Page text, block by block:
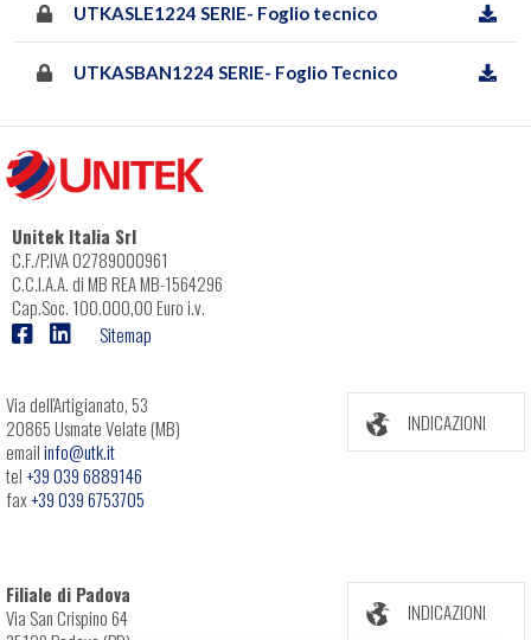
UTKASLE1224 SERIE- Foglio tecnico
UTKASBAN1224 SERIE- Foglio Tecnico
Unitek Italia Srl
C.F./P.IVA 02789000961
C.C.I.A.A. di MB REA MB-1564296
Cap.Soc. 100.000,00 Euro i.v.
Sitemap
Via dell'Artigianato, 53
20865 Usmate Velate (MB)
emailinfo@utk.it
tel+39 039 6889146
fax+39 039 6753705
INDICAZIONI
Filiale di Padova
Via San Crispino 64
INDICAZIONI